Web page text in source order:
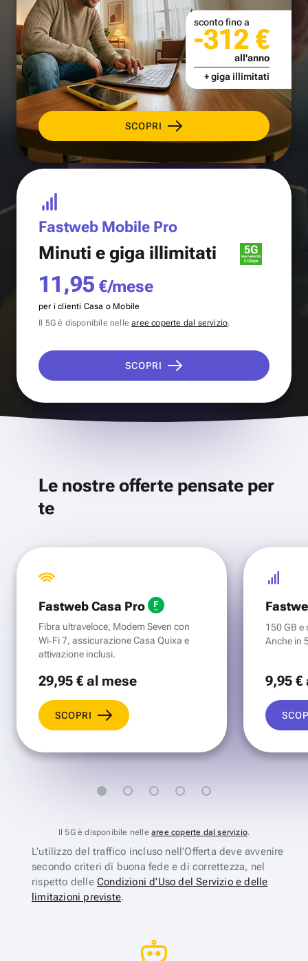
SCOPRI
sconto fino a
-312 €
all'anno
+ giga illimitati
Fastweb Mobile Pro
Minuti e giga illimitati
11,95 €/mese
per i clienti Casa o Mobile
Il 5G è disponibile nellearee coperte dal servizio.
SCOPRI
Le nostre offerte pensate per
te
Fastweb Casa Pro
Fibra ultraveloce, Modem Seven con
Wi‑Fi 7, assicurazione Casa Quixa e
attivazione inclusi.
29,95 €al mese
SCOPRI
150 GB e
Anche in
9,95 €
Il 5G è disponibile nelle aree coperte dal servizio.
L’utilizzo del traffico incluso nell’Offerta deve avvenire
secondo criteri di buona fede e di correttezza, nel
rispetto delle Condizioni d’Uso del Servizio e delle
limitazioni previste.